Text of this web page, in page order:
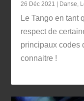
26 Déc 2021 Danse,
Le Tango en tant
respect de
principaux codes
connaitre !